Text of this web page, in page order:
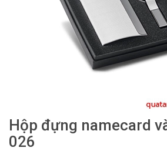
Hộp đựng namecard
026